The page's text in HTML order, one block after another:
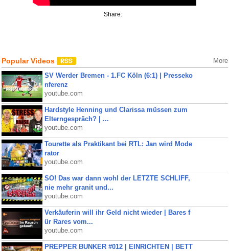
Share:
Popular Videos More
SV Werder Bremen - 1.FC Köln (6:1) | Presseko
nferenz
youtube.com
Hardstyle Henning und Clarissa müssen zum
Elterngespräch? | ...
youtube.com
Tourette als Praktikant bei RTL: Jan wird Mode
rator
youtube.com
SO! Das war dann wohl der LETZTE SCHLIFF,
nie mehr granit und...
youtube.com
Verkäuferin will ihr Geld nicht wieder | Bares f
ür Rares vom...
youtube.com
PREPPER BUNKER #012 | EINRICHTEN | BETT